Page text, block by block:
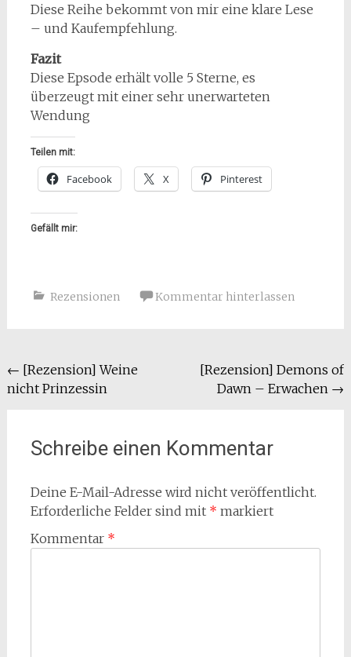
Diese Reihe bekommt von mir eine klare Lese
– und Kaufempfehlung.
Fazit
Diese Epsode erhält volle 5 Sterne, es
überzeugt mit einer sehr unerwarteten
Wendung
Teilen mit:
Facebook X Pinterest
Gefällt mir:
Rezensionen Kommentar hinterlassen
Beitragsnavigation
← [Rezension] Weine
nicht Prinzessin
[Rezension] Demons of
Dawn – Erwachen →
Schreibe einen Kommentar
Deine E-Mail-Adresse wird nicht veröffentlicht.
Erforderliche Felder sind mit * markiert
Kommentar *